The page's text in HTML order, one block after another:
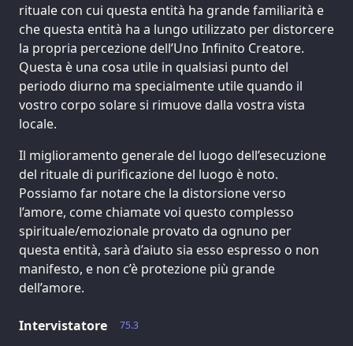
rituale con cui questa entità ha grande familiarità e
che questa entità ha a lungo utilizzato per distorcere
la propria percezione dell’Uno Infinito Creatore.
Questa è una cosa utile in qualsiasi punto del
periodo diurno ma specialmente utile quando il
vostro corpo solare si rimuove dalla vostra vista
locale.
Il miglioramento generale del luogo dell’esecuzione
del rituale di purificazione del luogo è noto.
Possiamo far notare che la distorsione verso
l’amore, come chiamate voi questo complesso
spirituale/emozionale provato da ognuno per
questa entità, sarà d’aiuto sia esso espresso o non
manifesto, e non c’è protezione più grande
dell’amore.
75.3
Intervistatore